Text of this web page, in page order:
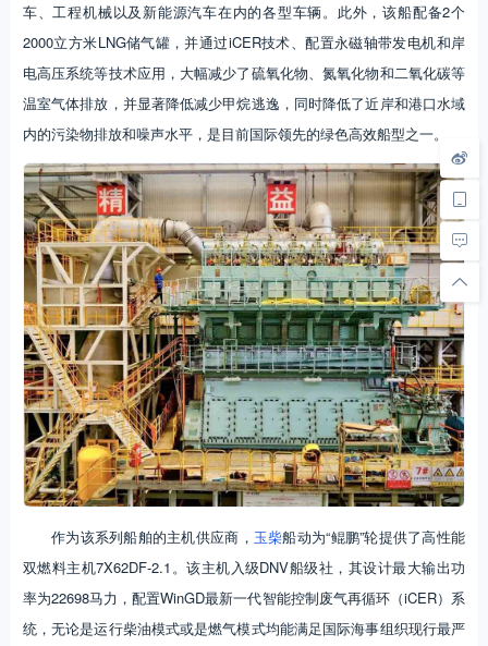
车、工程机械以及新能源汽车在内的各型车辆。此外，该船配备2个
2000立方米LNG储气罐，并通过iCER技术、配置永磁轴带发电机和岸
电高压系统等技术应用，大幅减少了硫氧化物、氮氧化物和二氧化碳等
温室气体排放，并显著降低减少甲烷逃逸，同时降低了近岸和港口水域
内的污染物排放和噪声水平，是目前国际领先的绿色高效船型之一。
作为该系列船舶的主机供应商， 玉柴船动为“鲲鹏”轮提供了高性能
双燃料主机7X62DF-2.1。该主机入级DNV船级社，其设计最大输出功
率为22698马力，配置WinGD最新一代智能控制废气再循环（iCER）系
统，无论是运行柴油模式或是燃气模式均能满足国际海事组织现行最严